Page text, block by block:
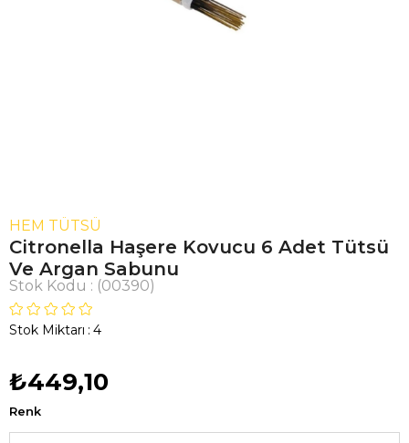
HEM TÜTSÜ
Citronella Haşere Kovucu 6 Adet Tütsü
Ve Argan Sabunu
Stok Kodu (00390)
Stok Miktarı : 4
₺449,10
Renk